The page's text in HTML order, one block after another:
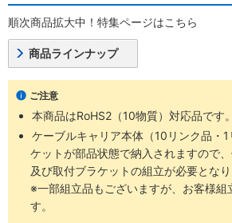
順次商品拡大中！特集ページはこちら
商品ラインナップ
ご注意
本商品はRoHS2（10物質）対応品です。
ケーブルキャリア本体（10リンク品・
ケットが部品状態で納入されますので
及び取付ブラケットの組立が必要となり
※一部組立品もございますが、お客様組
す。